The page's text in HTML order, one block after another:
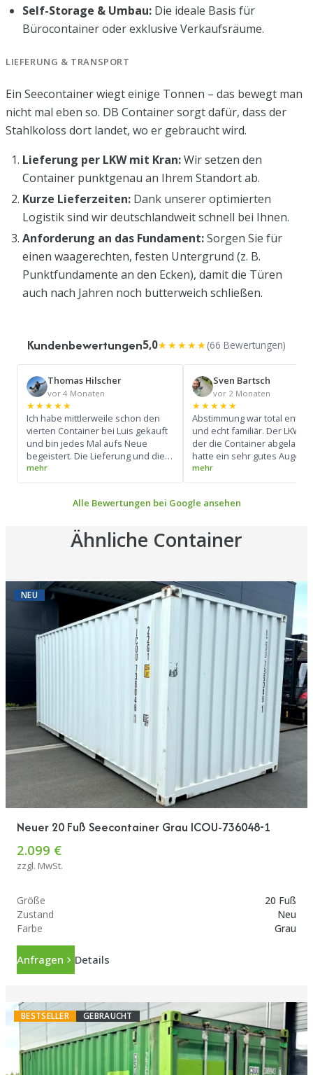
Self-Storage & Umbau: Die ideale Basis für
Bürocontainer oder exklusive Verkaufsräume.
LIEFERUNG & TRANSPORT
Ein Seecontainer wiegt einige Tonnen – das bewegt man
nicht mal eben so. DB Container sorgt dafür, dass der
Stahlkoloss dort landet, wo er gebraucht wird.
Lieferung per LKW mit Kran:Wir setzen den
Container punktgenau an Ihrem Standort ab.
Kurze Lieferzeiten: Dank unserer optimierten
Logistik sind wir deutschlandweit schnell bei Ihnen.
Anforderung an das Fundament:Sorgen Sie für
einen waagerechten, festen Untergrund (z. B.
Punktfundamente an den Ecken), damit die Türen
auch nach Jahren noch butterweich schließen.
Kundenbewertungen5,0★★★★★(66 Bewertungen)
Thomas Hilscher
vor 4 Monaten
★★★★★
Ich habe mittlerweile schon den
vierten Container bei Luis gekauft
und bin jedes Mal aufs Neue
begeistert. Die Lieferung und die
gesamte Abwicklung verlaufen
absolut reibungslos und super
den Fahrer: Er beherrscht sein
Container zentimetergenau und
präzise abgestellt. Pünktlichkeit
wirklich nicht – macht weiter so!
Sven Bartsch
vor 2 Monaten
★★★★★
Abstimmung war total
und echt familiär. Der LKW-
der die Container
hatte ein sehr gutes Auge
konnte den LKW super
(Siehe Foto) Ich werde mir
wieder drauf zurück
Alle Bewertungen bei Google ansehen
Ähnliche Container
NEU
Neuer 20 Fuß Seecontainer Grau ICOU-736048-1
2.099 €
zzgl. MwSt.
Größe
20 Fuß
Zustand
Neu
Farbe
Grau
Anfragen Details
BESTSELLER GEBRAUCHT